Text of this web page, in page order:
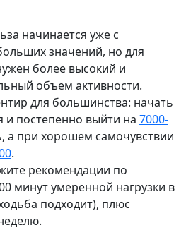
начинается уже с
значений, но для
более высокий и
объем активности.
для большинства: начать
и постепенно выйти на 7000-
а при хорошем самочувствии
.
рекомендации по
минут умеренной нагрузки в
подходит), плюс